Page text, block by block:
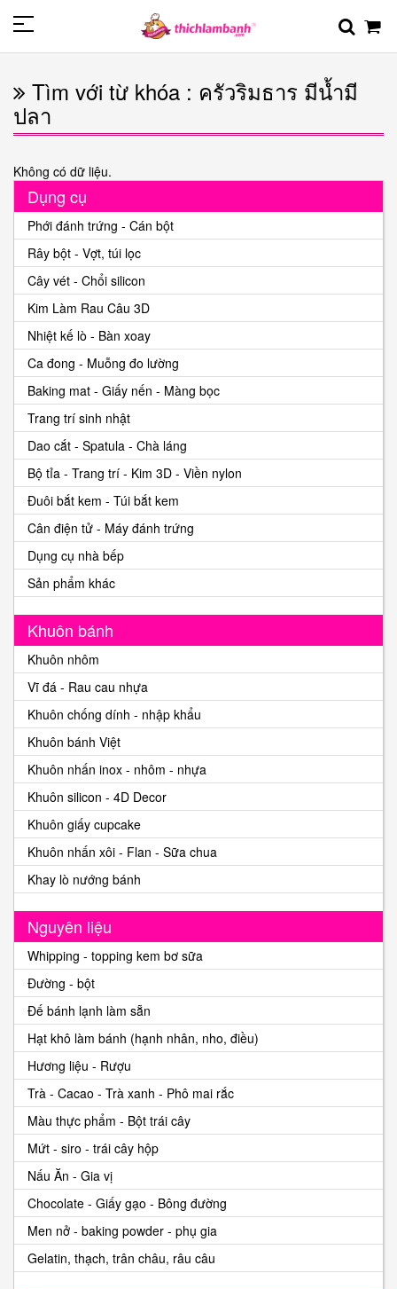
Tìm với từ khóa : ครัวริมธาร มีน้ำมี
ปลา
Không có dữ liệu.
Dụng cụ
Phới đánh trứng - Cán bột
Rây bột - Vợt, túi lọc
Cây vét - Chổi silicon
Kim Làm Rau Câu 3D
Nhiệt kế lò - Bàn xoay
Ca đong - Muỗng đo lường
Baking mat - Giấy nến - Màng bọc
Trang trí sinh nhật
Dao cắt - Spatula - Chà láng
Bộ tỉa - Trang trí - Kim 3D - Viền nylon
Đuôi bắt kem - Túi bắt kem
Cân điện tử - Máy đánh trứng
Dụng cụ nhà bếp
Sản phẩm khác
Khuôn bánh
Khuôn nhôm
Vĩ đá - Rau cau nhựa
Khuôn chống dính - nhập khẩu
Khuôn bánh Việt
Khuôn nhấn inox - nhôm - nhựa
Khuôn silicon - 4D Decor
Khuôn giấy cupcake
Khuôn nhấn xôi - Flan - Sữa chua
Khay lò nướng bánh
Nguyên liệu
Whipping - topping kem bơ sữa
Đường - bột
Đế bánh lạnh làm sẵn
Hạt khô làm bánh (hạnh nhân, nho, điều)
Hương liệu - Rượu
Trà - Cacao - Trà xanh - Phô mai rắc
Màu thực phẩm - Bột trái cây
Mứt - siro - trái cây hộp
Nấu Ăn - Gia vị
Chocolate - Giấy gạo - Bông đường
Men nở - baking powder - phụ gia
Gelatin, thạch, trân châu, râu câu